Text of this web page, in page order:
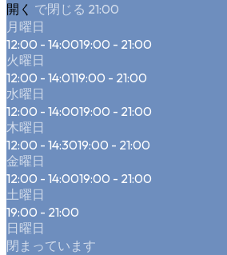
開く で閉じる 21:00
月曜日
12:00 - 14:0019:00 - 21:00
火曜日
12:00 - 14:0119:00 - 21:00
水曜日
12:00 - 14:0019:00 - 21:00
木曜日
12:00 - 14:3019:00 - 21:00
金曜日
12:00 - 14:0019:00 - 21:00
土曜日
19:00 - 21:00
日曜日
閉まっています